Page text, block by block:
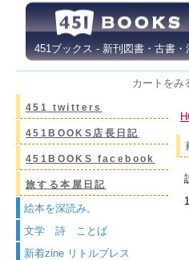
451ブックス - 新刊図書・古書・
カートをみ
451 twitters
451BOOKS店長日記
451BOOKS facebook
旅する本屋日記
絵本を深読み。
文学 詩 ことば
新着zine リトルプレス